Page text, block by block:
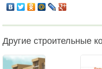
Другие строительные